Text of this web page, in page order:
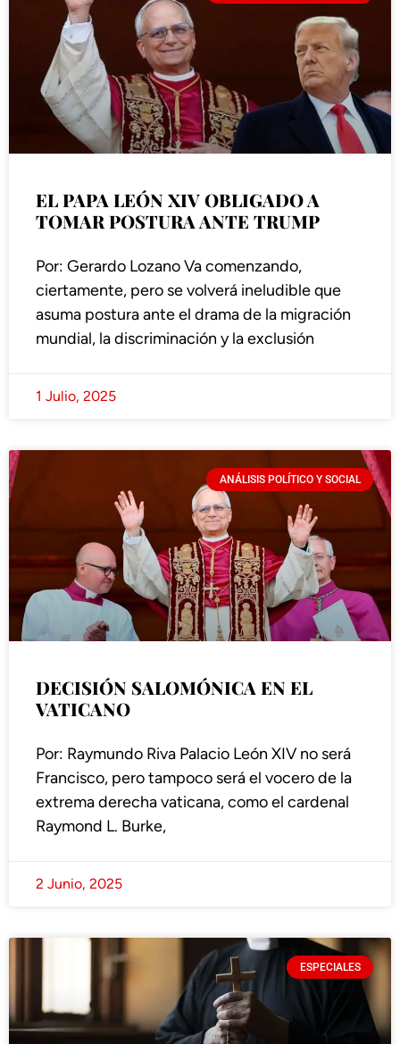
EL PAPA LEÓN XIV OBLIGADO A
TOMAR POSTURA ANTE TRUMP
Por: Gerardo Lozano Va comenzando,
ciertamente, pero se volverá ineludible que
asuma postura ante el drama de la migración
mundial, la discriminación y la exclusión
1 Julio, 2025
ANÁLISIS POLÍTICO Y SOCIAL
DECISIÓN SALOMÓNICA EN EL
VATICANO
Por: Raymundo Riva Palacio León XIV no será
Francisco, pero tampoco será el vocero de la
extrema derecha vaticana, como el cardenal
Raymond L. Burke,
2 Junio, 2025
ESPECIALES